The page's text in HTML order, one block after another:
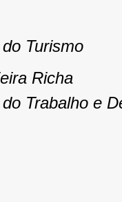
Turismo
Richa
Trabalho e